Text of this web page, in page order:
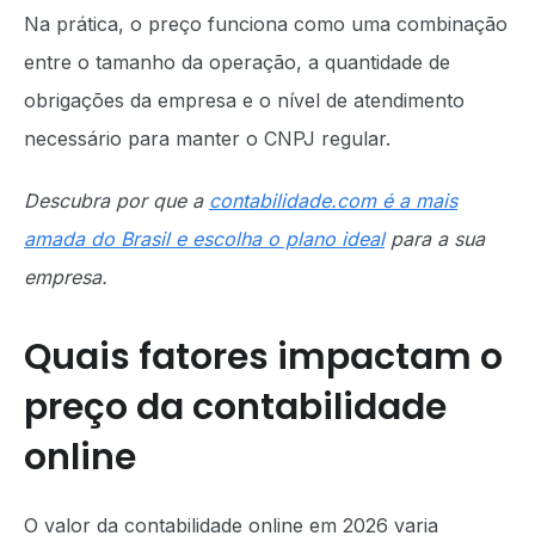
Na prática, o preço funciona como uma combinação
entre o tamanho da operação, a quantidade de
obrigações da empresa e o nível de atendimento
necessário para manter o CNPJ regular.
Descubra por que a contabilidade.com é a mais
amada do Brasil e escolha o plano idealpara a sua
empresa.
Quais fatores impactam o
preço da contabilidade
online
O valor da contabilidade online em 2026 varia